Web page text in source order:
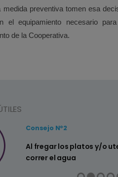
medida preventiva tomen esa
el equipamiento necesario
de la Cooperativa.
Consejo Nº2
Al fregar los platos y/o
correr el agua